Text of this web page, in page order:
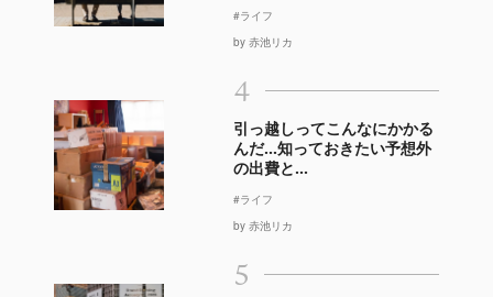
#ライフ
by 赤池リカ
4
引っ越しってこんなにかかる
んだ…知っておきたい予想外
の出費と...
#ライフ
by 赤池リカ
5